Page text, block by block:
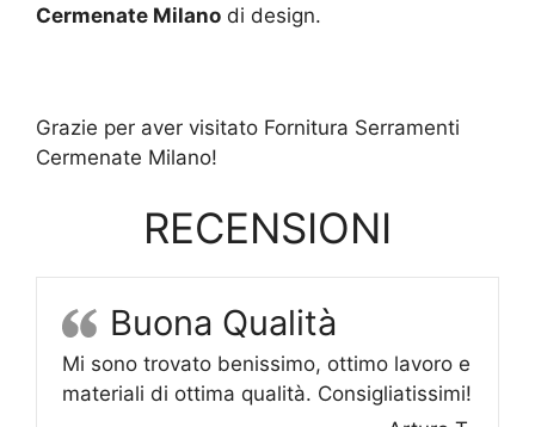
Cermenate Milano di design.
Grazie per aver visitato Fornitura Serramenti
Cermenate Milano!
RECENSIONI
Buona Qualità
Mi sono trovato benissimo, ottimo lavoro e
materiali di ottima qualità. Consigliatissimi!